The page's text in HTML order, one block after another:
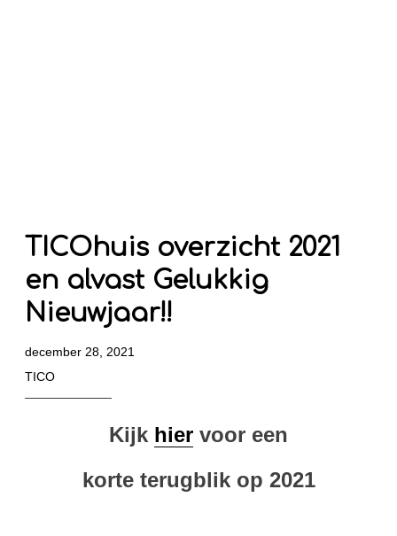
TICOhuis overzicht 2021
en alvast Gelukkig
Nieuwjaar!!
december 28, 2021
TICO
Kijk hier voor een
korte terugblik op 2021